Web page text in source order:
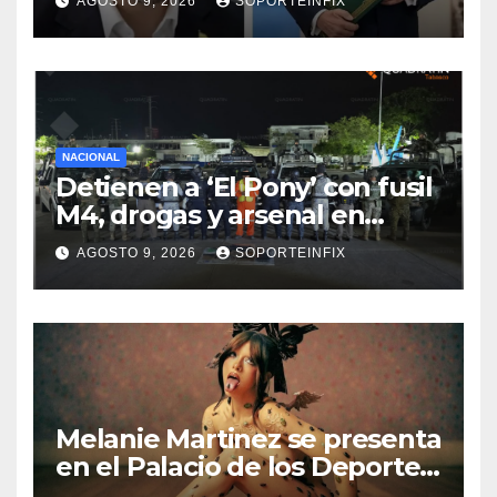
NACIONAL
Detienen a ‘El Pony’ con fusil
M4, drogas y arsenal en
carretera de Tabasco
AGOSTO 9, 2026 SOPORTEINFIX
Melanie Martinez se presenta
en el Palacio de los Deportes